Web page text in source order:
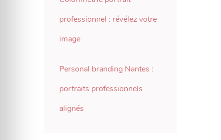
professionnel : révélez votre
image
Personal branding Nantes :
portraits professionnels
alignés